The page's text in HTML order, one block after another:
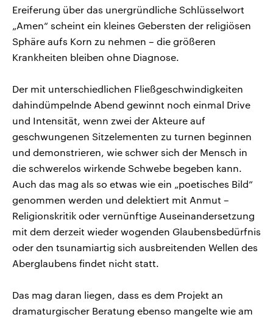
Ereiferung über das unergründliche Schlüsselwort
„Amen“ scheint ein kleines Gebersten der religiösen
Sphäre aufs Korn zu nehmen – die größeren
Krankheiten bleiben ohne Diagnose.
Der mit unterschiedlichen Fließgeschwindigkeiten
dahindümpelnde Abend gewinnt noch einmal Drive
und Intensität, wenn zwei der Akteure auf
geschwungenen Sitzelementen zu turnen beginnen
und demonstrieren, wie schwer sich der Mensch in
die schwerelos wirkende Schwebe begeben kann.
Auch das mag als so etwas wie ein „poetisches Bild“
genommen werden und delektiert mit Anmut –
Religionskritik oder vernünftige Auseinandersetzung
mit dem derzeit wieder wogenden Glaubensbedürfnis
oder den tsunamiartig sich ausbreitenden Wellen des
Aberglaubens findet nicht statt.
Das mag daran liegen, dass es dem Projekt an
dramaturgischer Beratung ebenso mangelte wie am